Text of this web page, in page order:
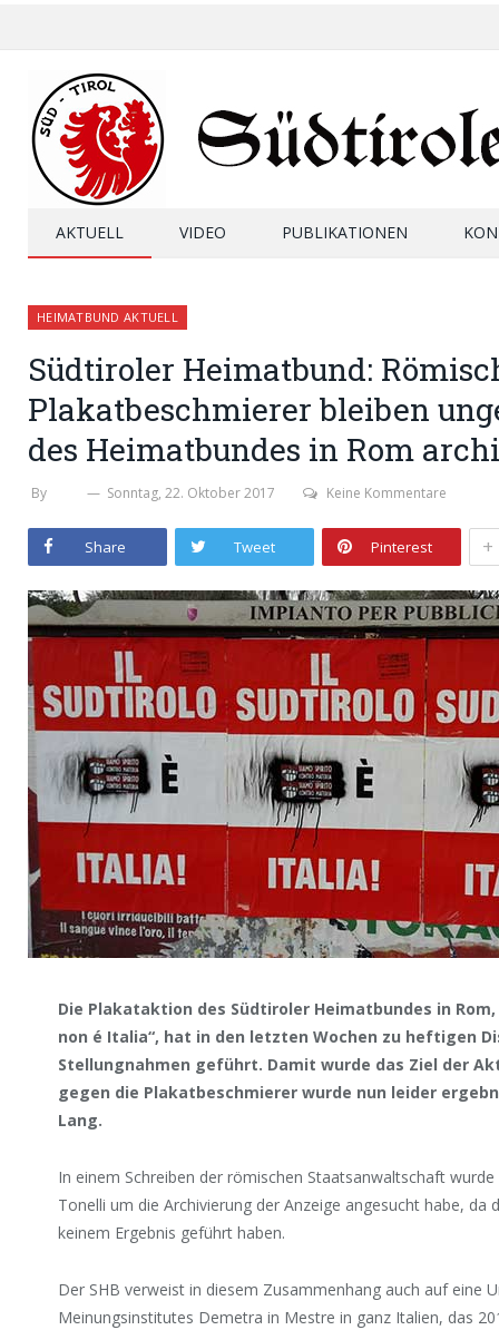
AKTUELL VIDEO PUBLIKATIONEN
HEIMATBUND AKTUELL
Südtiroler Heimatbund:
Plakatbeschmierer bleiben
des Heimatbundes in Rom
By Sonntag, 22. Oktober 2017 Keine Kommentare
Share Tweet Pinterest +
Die Plakataktion des Südtiroler Heimatbundes in
non é Italia“, hat in den letzten Wochen zu heftigen
Stellungnahmen geführt. Damit wurde das Ziel der
gegen die Plakatbeschmierer wurde nun leider
Lang.
In einem Schreiben der römischen Staatsanwaltschaft
Tonelli um die Archivierung der Anzeige angesucht habe,
keinem Ergebnis geführt haben.
Der SHB verweist in diesem Zusammenhang auch auf eine
Meinungsinstitutes Demetra in Mestre in ganz Italien, das